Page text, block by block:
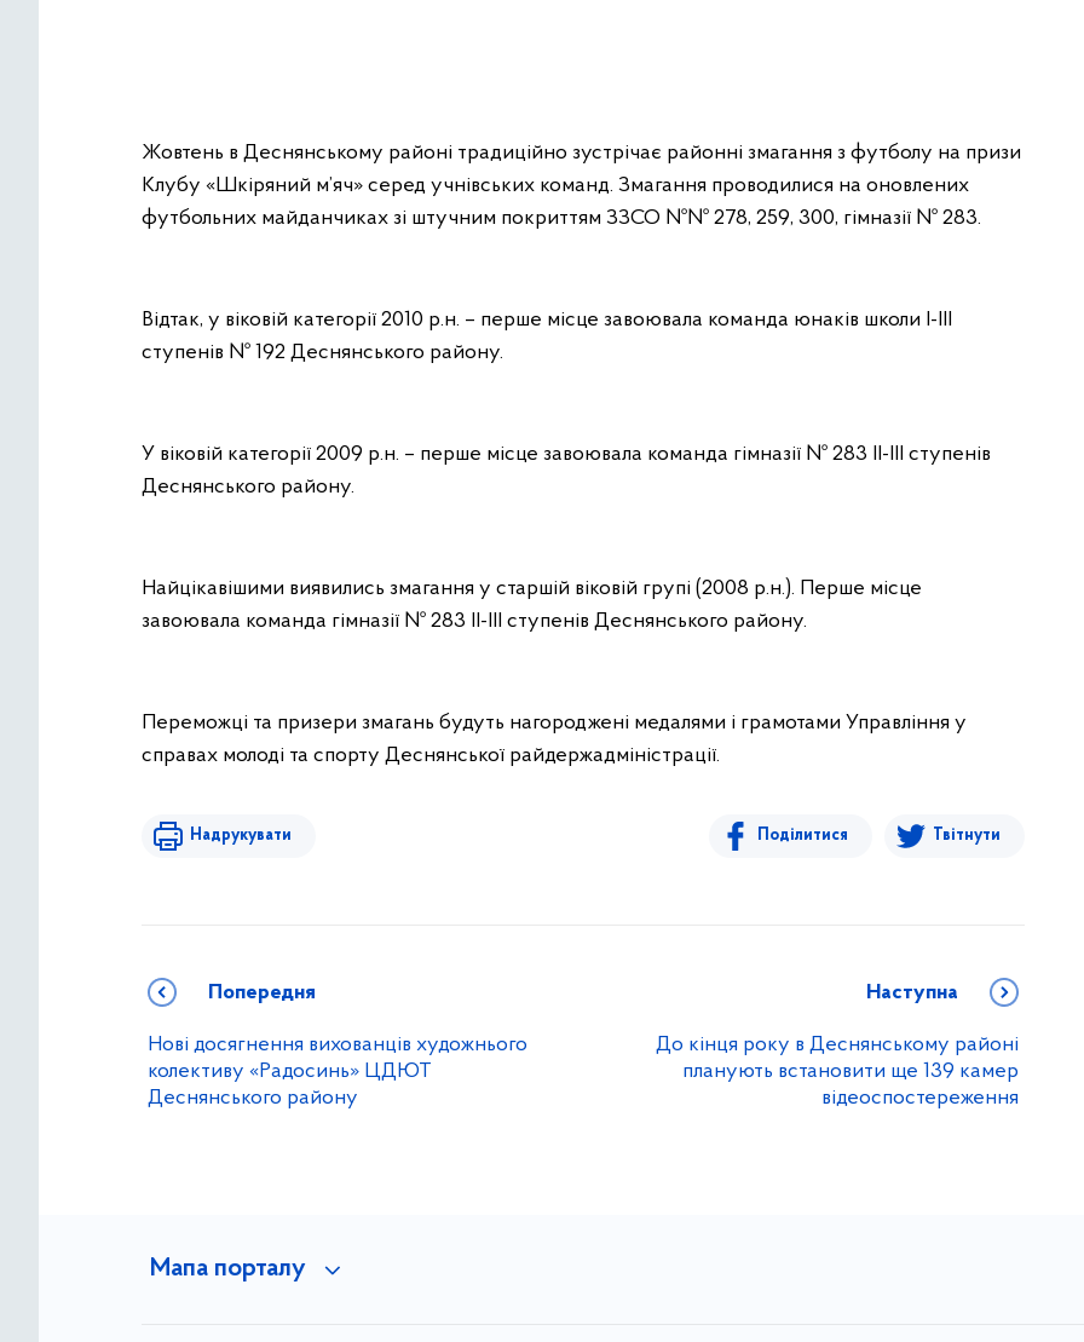
Жовтень в Деснянському районі традиційно зустрічає районні змагання з футболу на призи
Клубу «Шкіряний м’яч» серед учнівських команд. Змагання проводилися на оновлених
футбольних майданчиках зі штучним покриттям ЗЗСО №№ 278, 259, 300, гімназії № 283.
Відтак, у віковій категорії 2010 р.н. – перше місце завоювала команда юнаків школи І-ІІІ
ступенів № 192 Деснянського району.
У віковій категорії 2009 р.н. – перше місце завоювала команда гімназії № 283 ІІ-ІІІ ступенів
Деснянського району.
Найцікавішими виявились змагання у старшій віковій групі (2008 р.н.). Перше місце
завоювала команда гімназії № 283 ІІ-ІІІ ступенів Деснянського району.
Переможці та призери змагань будуть нагороджені медалями і грамотами Управління у
справах молоді та спорту Деснянської райдержадміністрації.
Надрукувати Поділитися Твітнути
Попередня
Нові досягнення вихованців художнього
колективу «Радосинь» ЦДЮТ
Деснянського району
Наступна
До кінця року в Деснянському районі
планують встановити ще 139 камер
відеоспостереження
Мапа порталу